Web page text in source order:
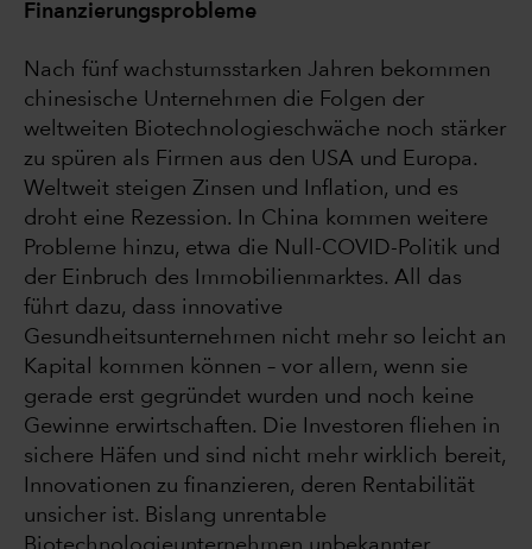
Finanzierungsprobleme
Nach fünf wachstumsstarken Jahren bekommen
chinesische Unternehmen die Folgen der
weltweiten Biotechnologieschwäche noch stärker
zu spüren als Firmen aus den USA und Europa.
Weltweit steigen Zinsen und Inflation, und es
droht eine Rezession. In China kommen weitere
Probleme hinzu, etwa die Null-COVID-Politik und
der Einbruch des Immobilienmarktes. All das
führt dazu, dass innovative
Gesundheitsunternehmen nicht mehr so leicht an
Kapital kommen können – vor allem, wenn sie
gerade erst gegründet wurden und noch keine
Gewinne erwirtschaften. Die Investoren fliehen in
sichere Häfen und sind nicht mehr wirklich bereit,
Innovationen zu finanzieren, deren Rentabilität
unsicher ist. Bislang unrentable